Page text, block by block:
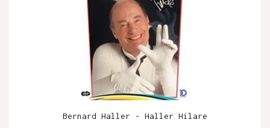
Bernard Haller - Haller Hilare